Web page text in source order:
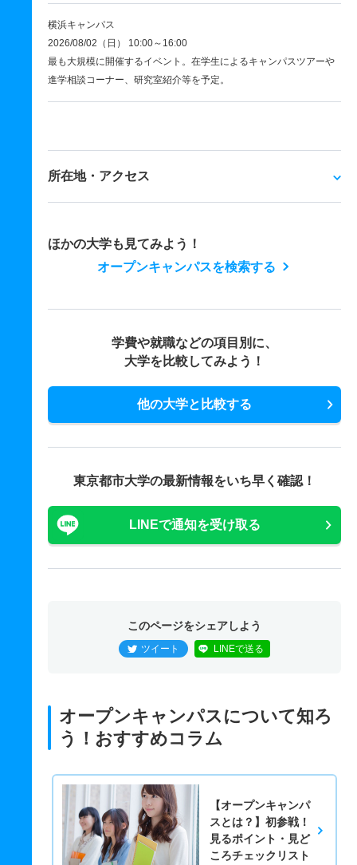
横浜キャンパス
2026/08/02（日） 10:00～16:00
最も大規模に開催するイベント。在学生によるキャンパスツアーや
進学相談コーナー、研究室紹介等を予定。
所在地・アクセス
ほかの大学も見てみよう！
オープンキャンパスを検索する
学費や就職などの項目別に、
大学を比較してみよう！
他の大学と比較する
東京都市大学の最新情報をいち早く確認！
LINEで通知を受け取る
このページをシェアしよう
ツイート LINEで送る
オープンキャンパスについて知ろ
う！おすすめコラム
【オープンキャンパ
スとは？】初参戦！
見るポイント・見ど
ころチェックリスト